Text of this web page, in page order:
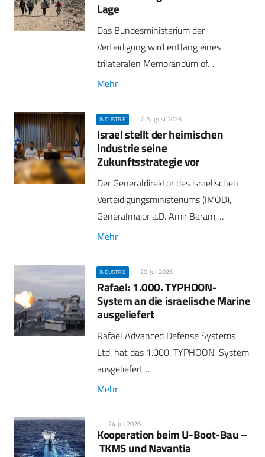
Lage
Das Bundesministerium der
Verteidigung wird entlang eines
trilateralen Memorandum of…
Mehr
INDUSTRIE 7. August 2026
Israel stellt der heimischen
Industrie seine
Zukunftsstrategie vor
Der Generaldirektor des israelischen
Verteidigungsministeriums (IMOD),
Generalmajor a.D. Amir Baram,…
Mehr
INDUSTRIE 29. Juli 2026
Rafael: 1.000. TYPHOON-
System an die israelische Marine
ausgeliefert
Rafael Advanced Defense Systems
Ltd. hat das 1.000. TYPHOON-System
ausgeliefert…
Mehr
24. Juli 2026
Kooperation beim U-Boot-Bau –
TKMS und Navantia